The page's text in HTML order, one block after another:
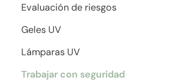
Evaluación de riesgos
Geles UV
Lámparas UV
Trabajar con seguridad